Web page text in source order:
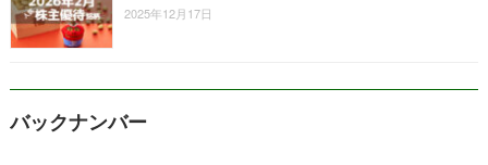
2025年12月17日
バックナンバー